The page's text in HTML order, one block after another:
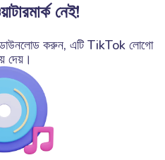
নেই!
ডাউনলোড করুন, এটি TikTok লোগো
দেয়।